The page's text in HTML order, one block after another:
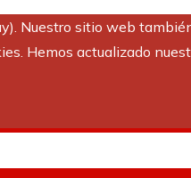
Nuestro sitio web
Hemos actualizado